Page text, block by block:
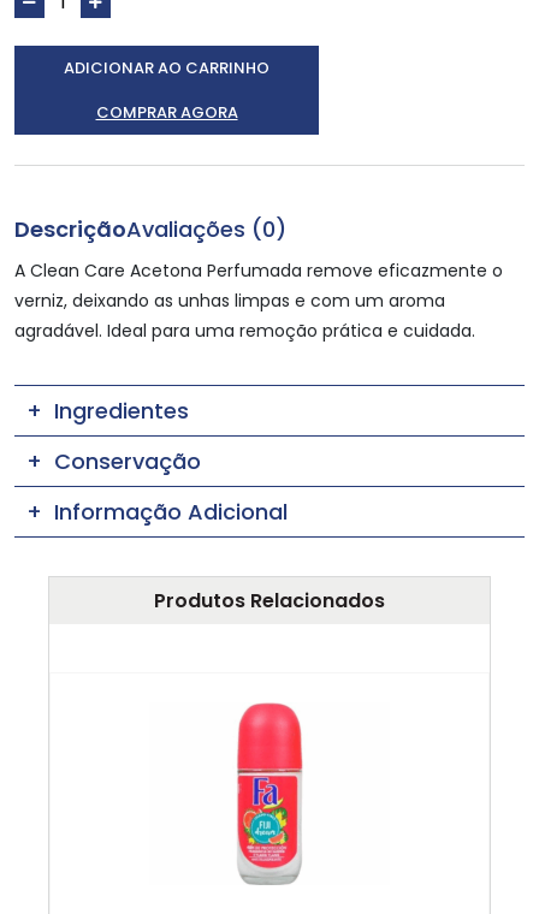
ADICIONAR AO CARRINHO
COMPRAR AGORA
DescriçãoAvaliações (0)
A Clean Care Acetona Perfumada remove eficazmente o
verniz, deixando as unhas limpas e com um aroma
agradável. Ideal para uma remoção prática e cuidada.
Ingredientes
Conservação
Informação Adicional
Produtos Relacionados